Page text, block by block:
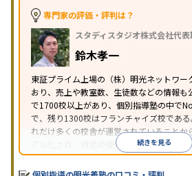
特徴
中高一貫校生に対応
の振替可能
を利用オンライン対応1科
習のみの受講可
り
※2023年3月調査。小学校高学年の個別指導
専門家の評価・評判は？
スタディスタジオ株式会社代
鈴木孝一
東証プライム上場の（株）明光ネットワー
おり、売上や教室数、生徒数などの情報も
で1700校以上があり、個別指導塾の中で
で、残り1300校はフランチャイズ校であ
れだけ多くの校舎が運営されていることか
アル化され、特定の優秀な人材に依存しな
ることが推測される。
続きを見る